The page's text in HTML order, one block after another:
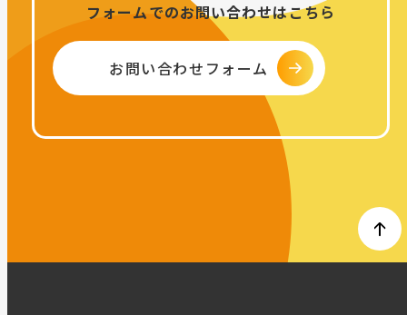
フォームでのお問い合わせはこちら
お問い合わせフォーム